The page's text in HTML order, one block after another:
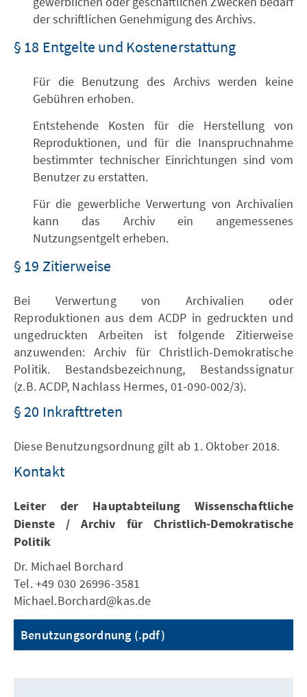
der schriftlichen Genehmigung des Archivs.
§ 18 Entgelte und Kostenerstattung
Für die Benutzung des Archivs werden keine
Gebühren erhoben.
Entstehende Kosten für die Herstellung von
Reproduktionen, und für die Inanspruchnahme
bestimmter technischer Einrichtungen sind vom
Benutzer zu erstatten.
Für die gewerbliche Verwertung von Archivalien
kann das Archiv ein angemessenes
Nutzungsentgelt erheben.
§ 19 Zitierweise
Bei Verwertung von Archivalien oder
Reproduktionen aus dem ACDP in gedruckten und
ungedruckten Arbeiten ist folgende Zitierweise
anzuwenden: Archiv für Christlich-Demokratische
Politik. Bestandsbezeichnung, Bestandssignatur
(z.B. ACDP, Nachlass Hermes, 01-090-002/3).
§ 20 Inkrafttreten
Diese Benutzungsordnung gilt ab 1. Oktober 2018.
Kontakt
Leiter der Hauptabteilung Wissenschaftliche
Dienste / Archiv für Christlich-Demokratische
Politik
Dr. Michael Borchard
Tel. +49 030 26996-3581
Michael.Borchard@kas.de
Benutzungsordnung (.pdf)